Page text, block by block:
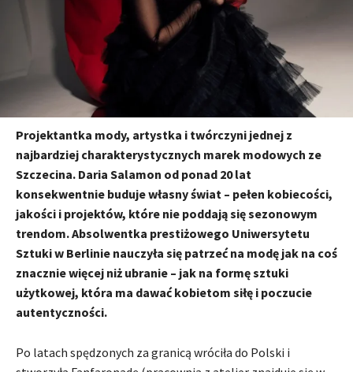
Projektantka mody, artystka i twórczyni jednej z
najbardziej charakterystycznych marek modowych ze
Szczecina. Daria Salamon od ponad 20 lat
konsekwentnie buduje własny świat – pełen kobiecości,
jakości i projektów, które nie poddają się sezonowym
trendom. Absolwentka prestiżowego Uniwersytetu
Sztuki w Berlinie nauczyła się patrzeć na modę jak na coś
znacznie więcej niż ubranie – jak na formę sztuki
użytkowej, która ma dawać kobietom siłę i poczucie
autentyczności.
Po latach spędzonych za granicą wróciła do Polski i